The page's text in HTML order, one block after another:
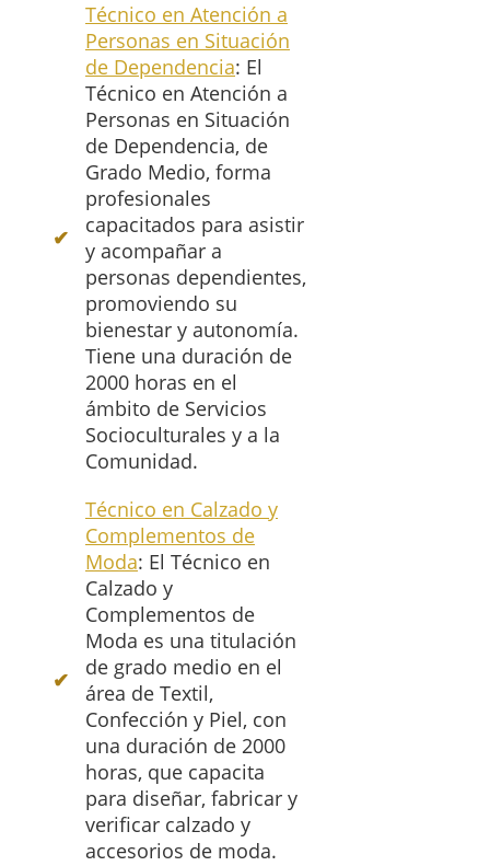
Técnico en Atención a
Personas en Situación
de Dependencia: El
Técnico en Atención a
Personas en Situación
de Dependencia, de
Grado Medio, forma
profesionales
capacitados para asistir
y acompañar a
personas dependientes,
promoviendo su
bienestar y autonomía.
Tiene una duración de
2000 horas en el
ámbito de Servicios
Socioculturales y a la
Comunidad.
Técnico en Calzado y
Complementos de
Moda: El Técnico en
Calzado y
Complementos de
Moda es una titulación
de grado medio en el
área de Textil,
Confección y Piel, con
una duración de 2000
horas, que capacita
para diseñar, fabricar y
verificar calzado y
accesorios de moda.